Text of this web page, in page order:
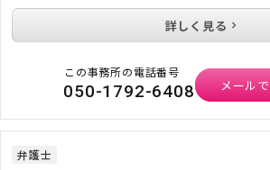
詳しく見る
この事務所の電話番号
050-1792-6408 メール
弁護士